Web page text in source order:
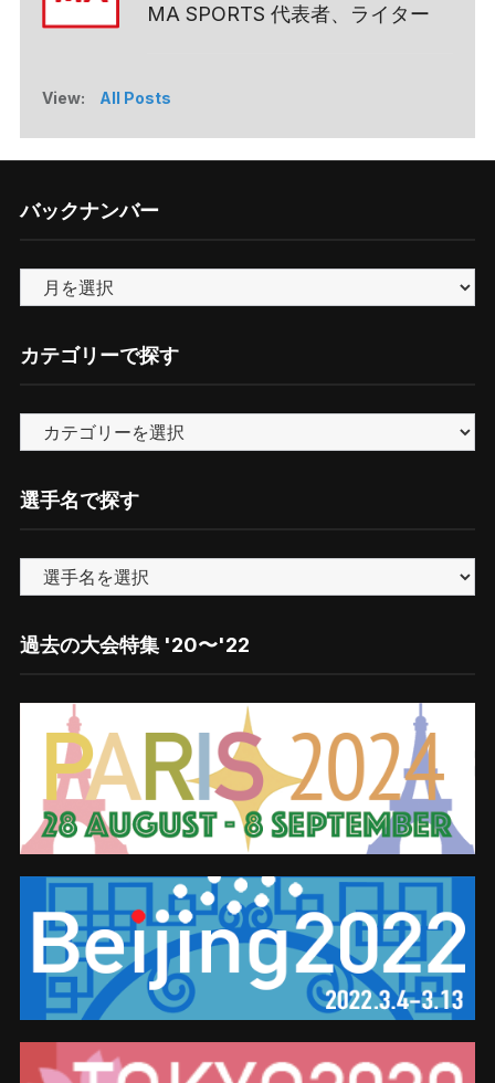
MA SPORTS 代表者、ライター
View: All Posts
バックナンバー
ッ
ナ
カテゴリーで探す
テ
ゴ
リ
す
選手名で探す
過去の大会特集 '20〜'22